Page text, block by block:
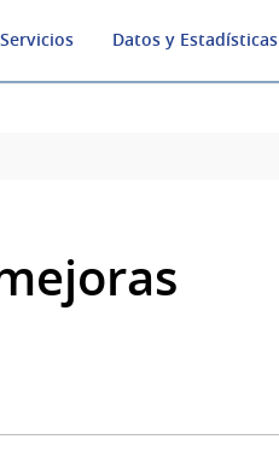
Datos y Estadísticas